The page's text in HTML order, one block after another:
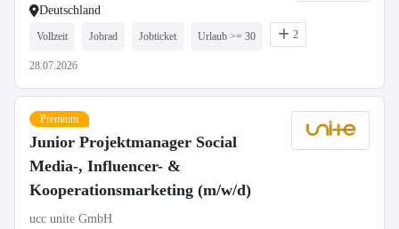
Deutschland
Vollzeit Jobrad Jobticket Urlaub >= 30 2
28.07.2026
Premium
Junior Projektmanager Social
Media-, Influencer- &
Kooperationsmarketing (m/w/d)
ucc unite GmbH